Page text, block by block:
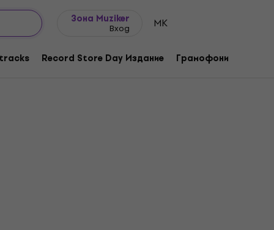
Зона Muziker
Вход MK
Record Store Day Издание Грамофони